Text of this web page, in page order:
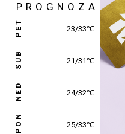
PROGNOZA
PET 27/32℃
SUB 24/30℃
NED 25/31℃
PON 26/31℃